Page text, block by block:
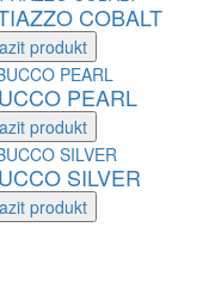
COBALT
produkt
PEARL
produkt
SILVER
produkt